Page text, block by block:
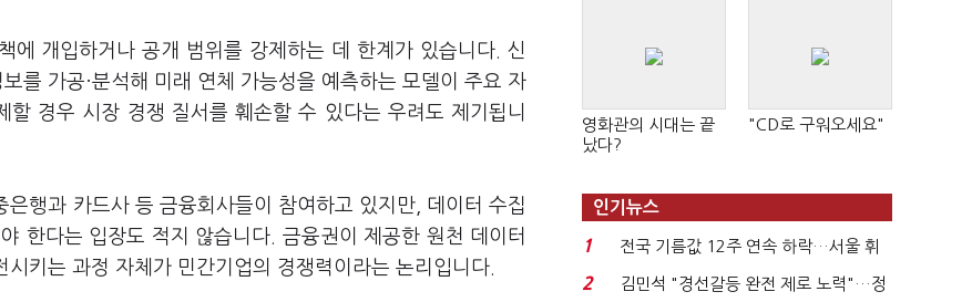
에 개입하거나 공개 범위를 강제하는 데 한계가 있습니다. 신
를 가공·분석해 미래 연체 가능성을 예측하는 모델이 주요 자
경우 시장 경쟁 질서를 훼손할 수 있다는 우려도 제기됩니
행과 카드사 등 금융회사들이 참여하고 있지만, 데이터 수집
한다는 입장도 적지 않습니다. 금융권이 제공한 원천 데이터
키는 과정 자체가 민간기업의 경쟁력이라는 논리입니다.
영화관의 시대는 끝
났다?
"CD로 구워오세요"
인기뉴스
1
전국 기름값 12주 연속 하락…서울 휘
발윳값 1909원...
2
김민석 "경선갈등 완전 제로 노력"…정